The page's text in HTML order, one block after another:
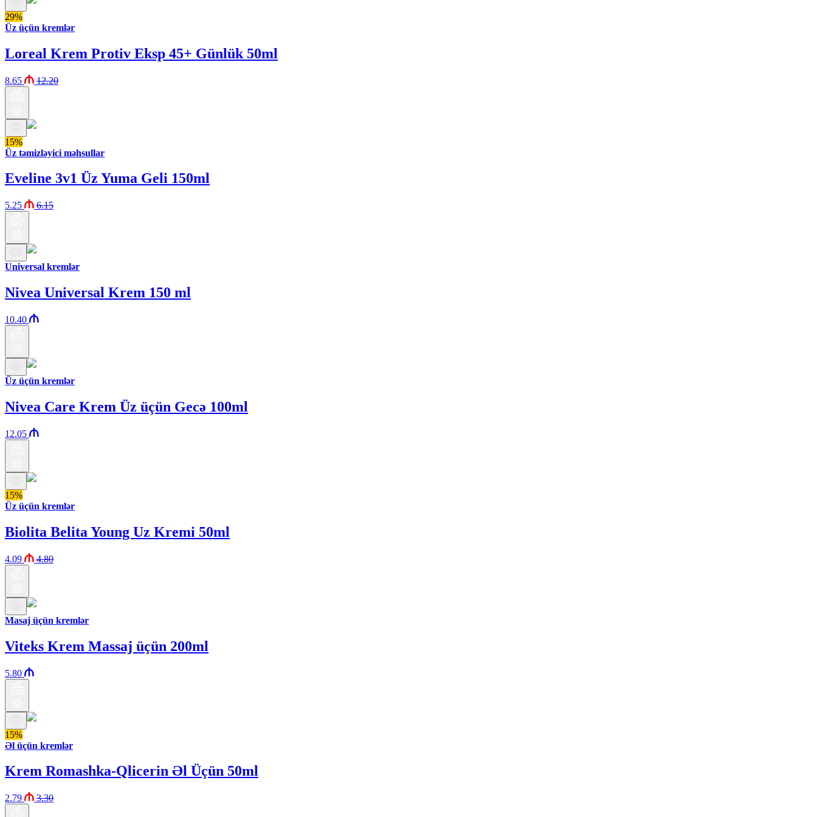
29%
Üz üçün kremlər
Loreal Krem Protiv Eksp 45+ Günlük 50ml
8.65 12.20
15%
Üz təmizləyici məhsullar
Eveline 3v1 Üz Yuma Geli 150ml
5.25 6.15
Universal kremlər
Nivea Universal Krem 150 ml
10.40
Üz üçün kremlər
Nivea Care Krem Üz üçün Gecə 100ml
12.05
15%
Üz üçün kremlər
Biolita Belita Young Uz Kremi 50ml
4.09 4.80
Masaj üçün kremlər
Viteks Krem Massaj üçün 200ml
5.80
15%
Əl üçün kremlər
Krem Romashka-Qlicerin Əl Üçün 50ml
2.79 3.30